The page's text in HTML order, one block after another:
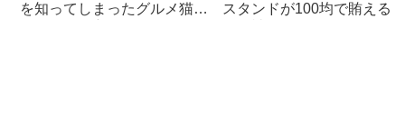
を知ってしまったグルメ猫の
スタンドが100均で賄えるな